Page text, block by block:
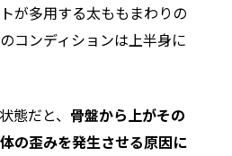
が多用する太ももまわりの
コンディションは上半身に
態だと、 骨盤から上がその
の歪みを発生させる原因に